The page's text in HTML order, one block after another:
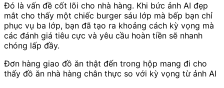
Đó là vấn đề cốt lõi cho nhà hàng. Khi bức ảnh AI đẹp
mắt cho thấy một chiếc burger sáu lớp mà bếp bạn chỉ
phục vụ ba lớp, bạn đã tạo ra khoảng cách kỳ vọng mà
các đánh giá tiêu cực và yêu cầu hoàn tiền sẽ nhanh
chóng lấp đầy.
Đơn hàng giao đồ ăn thật đến trong hộp mang đi cho
thấy đồ ăn nhà hàng chân thực so với kỳ vọng từ ảnh AI